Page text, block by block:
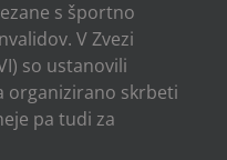
s športno
V Zvezi
so ustanovili
organizirano skrbeti
pa tudi za